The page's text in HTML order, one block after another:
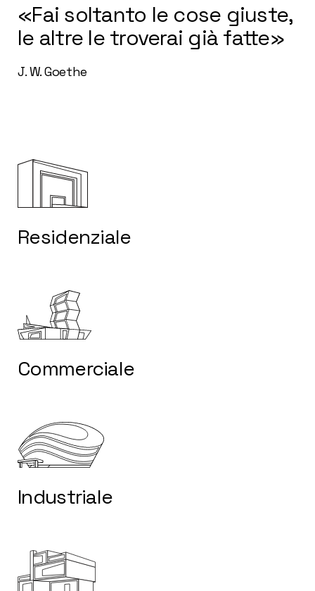
«Fai soltanto le cose giuste,
le altre le troverai già fatte»
J. W. Goethe
Residenziale
Commerciale
Industriale